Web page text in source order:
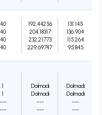
40
40
40
40
192,44256
204,18317
232,21773
229,69747
131.145
136.904
115.264
95.845
1
1
---
---
Dolmadı
Dolmadı
---
---
Dolmadı
Dolmadı
---
---